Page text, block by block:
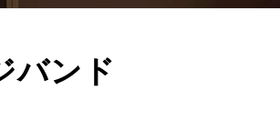
バンド